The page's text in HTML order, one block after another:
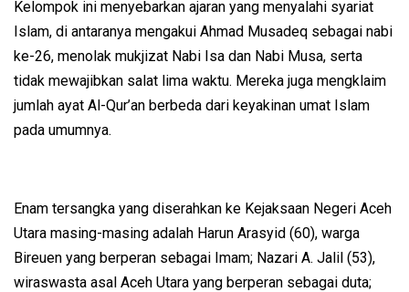
Kelompok ini menyebarkan ajaran yang menyalahi syariat
Islam, di antaranya mengakui Ahmad Musadeq sebagai nabi
ke-26, menolak mukjizat Nabi Isa dan Nabi Musa, serta
tidak mewajibkan salat lima waktu. Mereka juga mengklaim
jumlah ayat Al-Qur’an berbeda dari keyakinan umat Islam
pada umumnya.
Enam tersangka yang diserahkan ke Kejaksaan Negeri Aceh
Utara masing-masing adalah Harun Arasyid (60), warga
Bireuen yang berperan sebagai Imam; Nazari A. Jalil (53),
wiraswasta asal Aceh Utara yang berperan sebagai duta;